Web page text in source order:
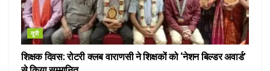
यूपी
शिक्षक दिवस: रोटरी क्लब वाराणसी ने शिक्षकों को ‘नेशन बिल्डर अवार्ड’